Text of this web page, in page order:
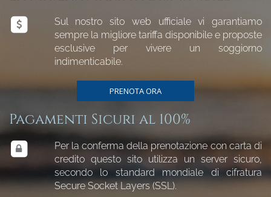
Sul nostro sito web ufficiale vi garantiamo
sempre la migliore tariffa disponibile e proposte
esclusive per vivere un soggiorno
indimenticabile.
PRENOTA ORA
Pagamenti Sicuri al 100%
Per la conferma della prenotazione con carta di
credito questo sito utilizza un server sicuro,
secondo lo standard mondiale di cifratura
Secure Socket Layers (SSL).